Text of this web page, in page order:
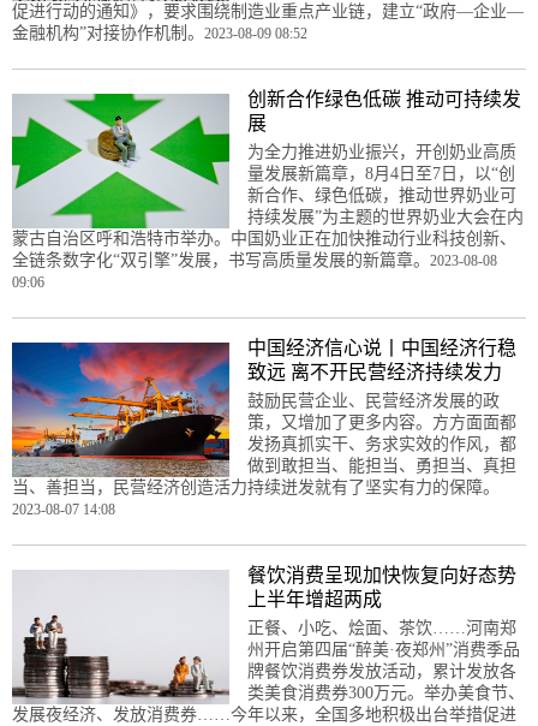
促进行动的通知》，要求围绕制造业重点产业链，建立“政府—企业—
金融机构”对接协作机制。 2023-08-09 08:52
创新合作绿色低碳 推动可持续发
展
为全力推进奶业振兴，开创奶业高质
量发展新篇章，8月4日至7日，以“创
新合作、绿色低碳，推动世界奶业可
持续发展”为主题的世界奶业大会在内
蒙古自治区呼和浩特市举办。中国奶业正在加快推动行业科技创新、
全链条数字化“双引擎”发展，书写高质量发展的新篇章。 2023-08-08
09:06
中国经济信心说丨中国经济行稳
致远 离不开民营经济持续发力
鼓励民营企业、民营经济发展的政
策，又增加了更多内容。方方面面都
发扬真抓实干、务求实效的作风，都
做到敢担当、能担当、勇担当、真担
当、善担当，民营经济创造活力持续迸发就有了坚实有力的保障。
2023-08-07 14:08
餐饮消费呈现加快恢复向好态势
上半年增超两成
正餐、小吃、烩面、茶饮……河南郑
州开启第四届“醉美·夜郑州”消费季品
牌餐饮消费券发放活动，累计发放各
类美食消费券300万元。举办美食节、
发展夜经济、发放消费券……今年以来，全国多地积极出台举措促进